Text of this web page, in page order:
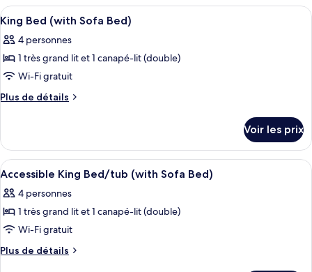
Two
Double
Beds
(with
Sofa
Bed)
type
de
chambre
Two
Double
(with
Sofa
Bed)
Afficher
toutes
les
photos
pour
ce
chambre :
King
Bed
(with
Sofa
Bed)
Une chambre d’hôtel avec un
7
King Bed (with Sofa Bed)
4 personnes
1 très grand lit et 1 canapé-lit (double)
Wi-Fi gratuit
Plus de détails
Plus
le
type
de
King
Bed
Sofa
Bed)
Voir les prix
Afficher
toutes
les
photos
pour
ce
Une chambre d’hôtel comprenant
7
Accessible King Bed/tub (with Sofa Bed)
4 personnes
1 très grand lit et 1 canapé-lit (double)
Wi-Fi gratuit
Plus de détails
Plus